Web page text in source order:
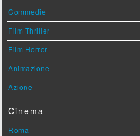
Commedie
Film Thriller
Film Horror
Animazione
Azione
Cinema
Roma